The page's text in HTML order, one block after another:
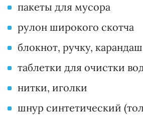
пакеты для мусора
рулон широкого скотча
блокнот, ручку,
таблетки для очистки
нитки, иголки
шнур синтетический